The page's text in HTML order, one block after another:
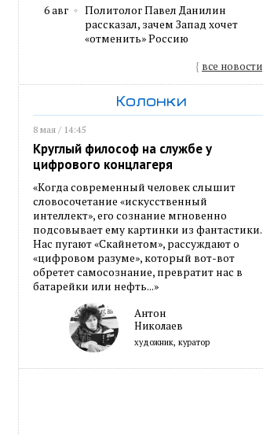
6 авг
Политолог Павел Данилин
рассказал, зачем Запад хочет
«отменить» Россию
{ все новости
Колонки
8 мая / 14:45
Круглый философ на службе у
цифрового концлагеря
«Когда современный человек слышит
словосочетание «искусственный
интеллект», его сознание мгновенно
подсовывает ему картинки из фантастики.
Нас пугают «Скайнетом», рассуждают о
«цифровом разуме», который вот-вот
обретет самосознание, превратит нас в
батарейки или нефть...»
Антон
Николаев
художник, куратор